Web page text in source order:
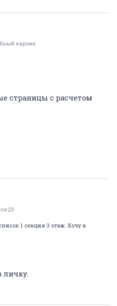
карлик
страницы с расчетом
1 секция 3 этаж. Хочу в
личку.